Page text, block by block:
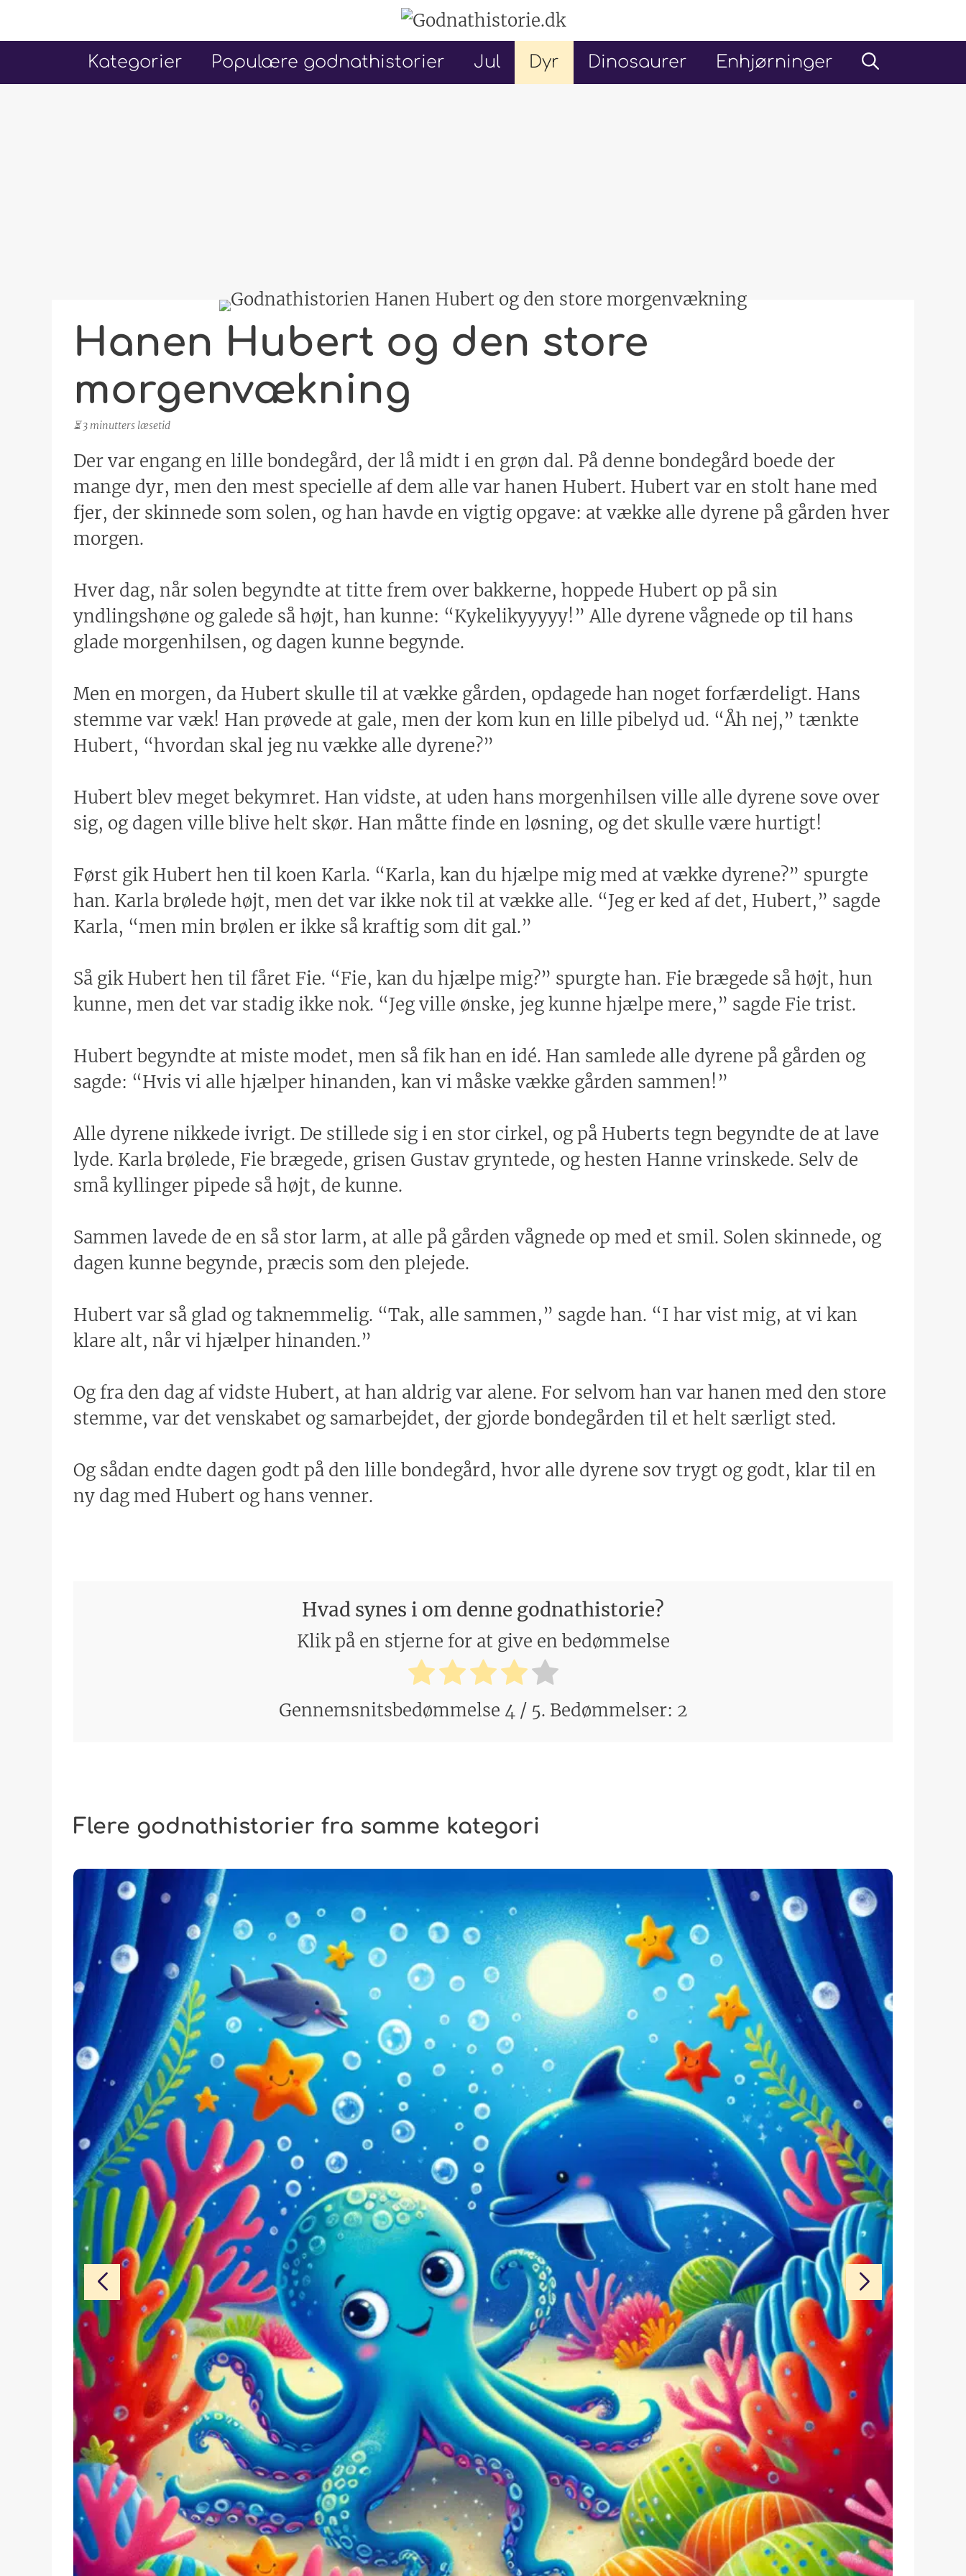
til
Kategorier Populære godnathistorier Jul Dyr Dinosaurer Enhjørninger
Hanen Hubert og den store
morgenvækning
⏳ 3 minutters læsetid
Der var engang en lille bondegård, der lå midt i en grøn dal. På denne bondegård boede der
mange dyr, men den mest specielle af dem alle var hanen Hubert. Hubert var en stolt hane med
fjer, der skinnede som solen, og han havde en vigtig opgave: at vække alle dyrene på gården hver
morgen.
Hver dag, når solen begyndte at titte frem over bakkerne, hoppede Hubert op på sin
yndlingshøne og galede så højt, han kunne: “Kykelikyyyyy!” Alle dyrene vågnede op til hans
glade morgenhilsen, og dagen kunne begynde.
Men en morgen, da Hubert skulle til at vække gården, opdagede han noget forfærdeligt. Hans
stemme var væk! Han prøvede at gale, men der kom kun en lille pibelyd ud. “Åh nej,” tænkte
Hubert, “hvordan skal jeg nu vække alle dyrene?”
Hubert blev meget bekymret. Han vidste, at uden hans morgenhilsen ville alle dyrene sove over
sig, og dagen ville blive helt skør. Han måtte finde en løsning, og det skulle være hurtigt!
Først gik Hubert hen til koen Karla. “Karla, kan du hjælpe mig med at vække dyrene?” spurgte
han. Karla brølede højt, men det var ikke nok til at vække alle. “Jeg er ked af det, Hubert,” sagde
Karla, “men min brølen er ikke så kraftig som dit gal.”
Så gik Hubert hen til fåret Fie. “Fie, kan du hjælpe mig?” spurgte han. Fie brægede så højt, hun
kunne, men det var stadig ikke nok. “Jeg ville ønske, jeg kunne hjælpe mere,” sagde Fie trist.
Hubert begyndte at miste modet, men så fik han en idé. Han samlede alle dyrene på gården og
sagde: “Hvis vi alle hjælper hinanden, kan vi måske vække gården sammen!”
Alle dyrene nikkede ivrigt. De stillede sig i en stor cirkel, og på Huberts tegn begyndte de at lave
lyde. Karla brølede, Fie brægede, grisen Gustav gryntede, og hesten Hanne vrinskede. Selv de
små kyllinger pipede så højt, de kunne.
Sammen lavede de en så stor larm, at alle på gården vågnede op med et smil. Solen skinnede, og
dagen kunne begynde, præcis som den plejede.
Hubert var så glad og taknemmelig. “Tak, alle sammen,” sagde han. “I har vist mig, at vi kan
klare alt, når vi hjælper hinanden.”
Og fra den dag af vidste Hubert, at han aldrig var alene. For selvom han var hanen med den store
stemme, var det venskabet og samarbejdet, der gjorde bondegården til et helt særligt sted.
Og sådan endte dagen godt på den lille bondegård, hvor alle dyrene sov trygt og godt, klar til en
ny dag med Hubert og hans venner.
Hvad synes i om denne godnathistorie?
Klik på en stjerne for at give en bedømmelse
Gennemsnitsbedømmelse 4 / 5. Bedømmelser: 2
Flere godnathistorier fra samme kategori